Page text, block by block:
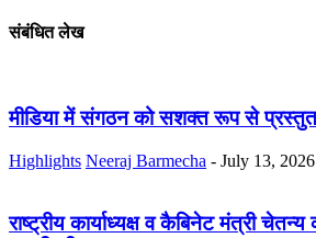
संबंधित लेख
मीडिया में संगठन को सशक्त रूप से प्रस्तुत
Highlights Neeraj Barmecha - July 13, 2026
राष्ट्रीय कार्याध्यक्ष व कैबिनेट मंत्री